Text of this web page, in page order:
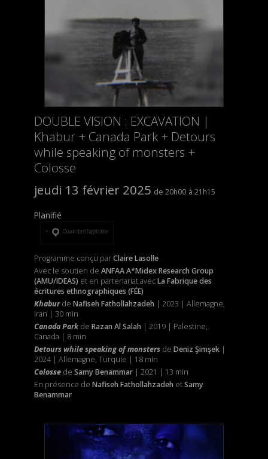
DOUBLE VISION : EXCAVATION |
Khabur + Canada Park + Detours
while speaking of monsters +
Colosse
jeudi 13 février 2025
20h00 21h15
Planifié
Ouvrir dans l’application
Programme conçu parClaire Lasolle
Avec le soutien de ANFAA A*Midex Research Group
(AMU/IDEAS) et en partenariat avecLa Fabrique des
écritures ethnographiques (FÉE)
Khaburde Nafiseh Fathollahzadeh | 2023 | Allemagne,
Iran | 30 min
Canada Parkde Razan Al Salah | 2019 | Palestine,
Canada | 8 min
Detours while speaking of monstersde Deniz Şimşek|
2024 | Allemagne, Turquie | 18 min
Colossede Samy Benammar| 2021 | 13 min
En présence de Nafiseh Fathollahzadeh etSamy
Benammar